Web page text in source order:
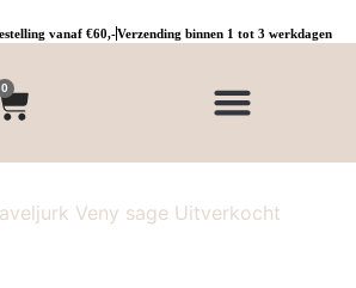
vanaf €60,-Verzending binnen 1 tot 3 werkdagen
0
Veny sage Uitverkocht